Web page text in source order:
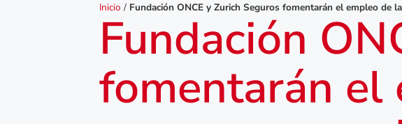
Inicio / Fundación ONCE y Zurich Seguros fomentarán el empleo de
Fundación
fomentarán el